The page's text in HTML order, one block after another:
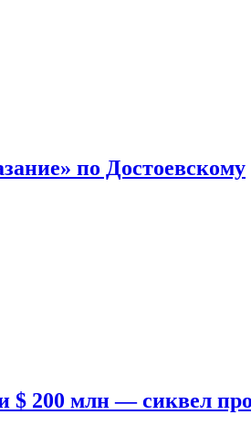
по Достоевскому
$ 200 млн — сиквел